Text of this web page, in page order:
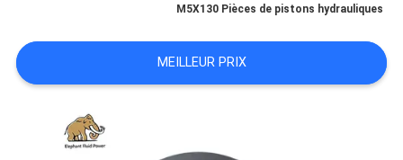
CAS
PLAN
M5X130 Pièces de pistons hydrauliques
MEILLEUR PRIX